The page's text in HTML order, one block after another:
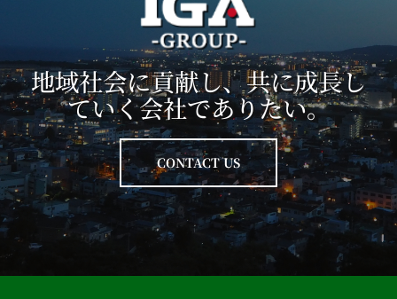
地域社会に貢献し、共に成長し
ていく会社でありたい。
CONTACT US